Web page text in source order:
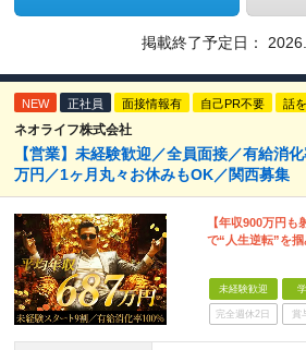
掲載終了予定日：
NEW 正社員 面接情報有 自己PR不要 話
ネオライフ株式会社
【営業】未経験歓迎／全員面接／有給消
万円／1ヶ月丸々お休みもOK／関西募集
【年収900万円
で“人生逆転”を掴
未経験歓迎
完全週休2日 賞